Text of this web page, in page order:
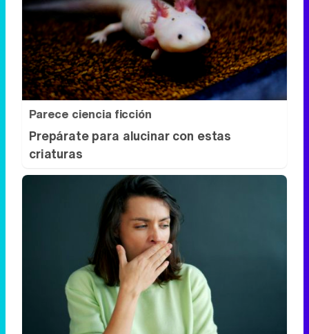
Parece ciencia ficción
Prepárate para alucinar con estas
criaturas